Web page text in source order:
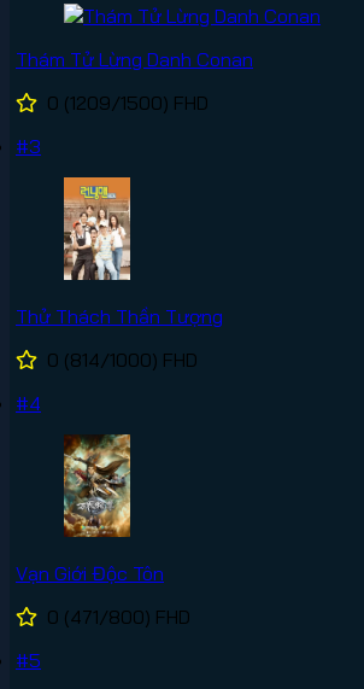
Thám Tử Lừng Danh Conan
0 (1209/1500) FHD
#3
Thử Thách Thần Tượng
0 (814/1000) FHD
#4
Vạn Giới Độc Tôn
0 (471/800) FHD
#5